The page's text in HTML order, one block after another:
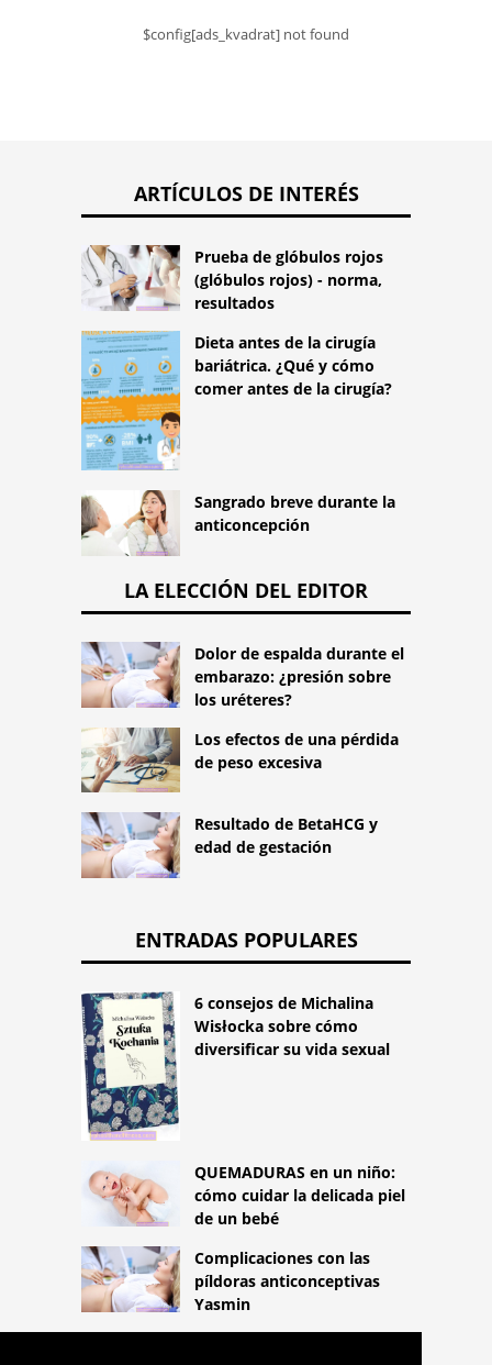
$config[ads_kvadrat] not found
ARTÍCULOS DE INTERÉS
Prueba de glóbulos rojos
(glóbulos rojos) - norma,
resultados
Dieta antes de la cirugía
bariátrica. ¿Qué y cómo
comer antes de la cirugía?
Sangrado breve durante la
anticoncepción
LA ELECCIÓN DEL EDITOR
Dolor de espalda durante el
embarazo: ¿presión sobre
los uréteres?
Los efectos de una pérdida
de peso excesiva
Resultado de BetaHCG y
edad de gestación
ENTRADAS POPULARES
6 consejos de Michalina
Wisłocka sobre cómo
diversificar su vida sexual
QUEMADURAS en un niño:
cómo cuidar la delicada piel
de un bebé
Complicaciones con las
píldoras anticonceptivas
Yasmin